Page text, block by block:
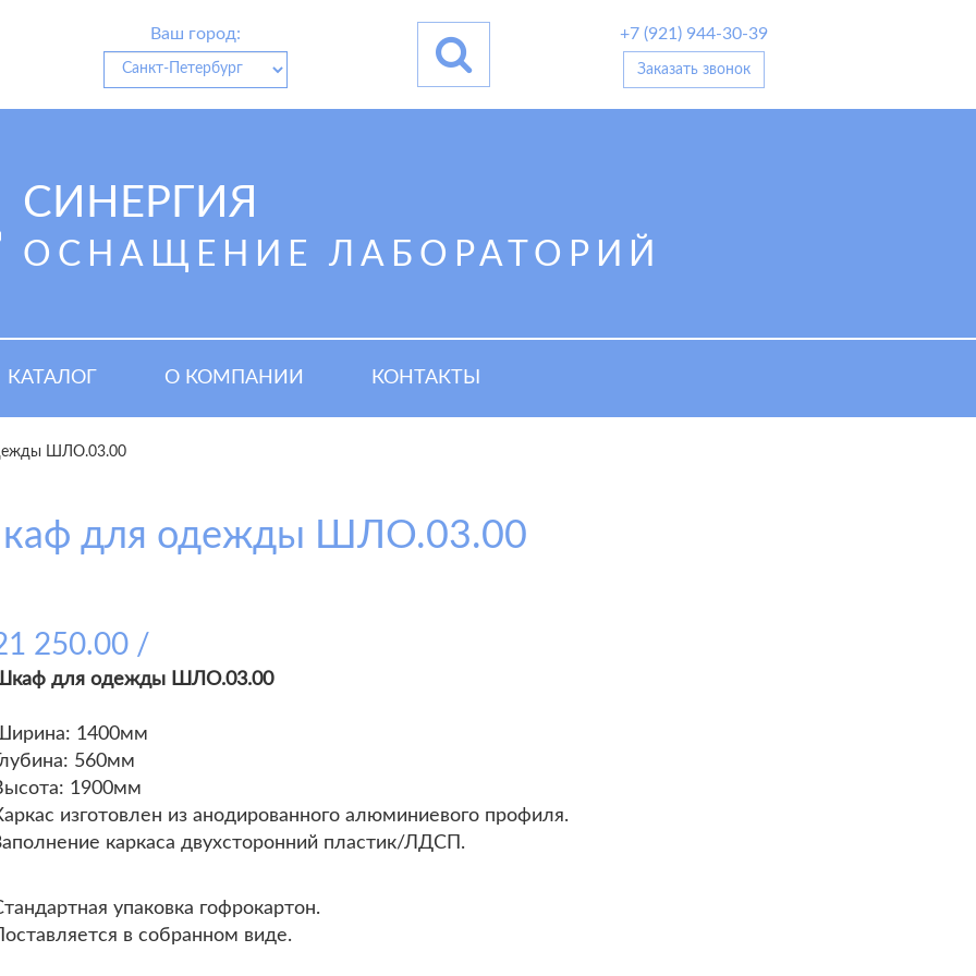
Ваш город: +7 (921) 944-30-39
Заказать звонок
СИНЕРГИЯ
ОСНАЩЕНИЕ ЛАБОРАТОРИЙ
КАТАЛОГ О КОМПАНИИ КОНТАКТЫ
ШЛО.03.00
для одежды ШЛО.03.00
250.00 /
для одежды ШЛО.03.00
1400мм
560мм
1900мм
изготовлен из анодированного алюминиевого профиля.
каркаса двухсторонний пластик/ЛДСП.
упаковка гофрокартон.
в собранном виде.